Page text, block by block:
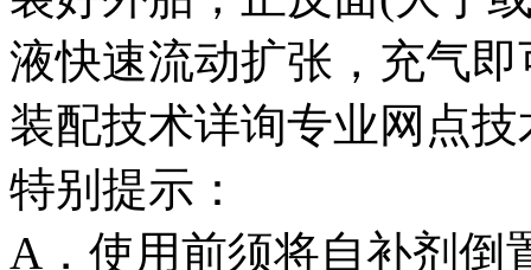
液快速流动扩张，充气即
装配技术详询专业网点
特别提示：
A．使用前须将自补剂倒